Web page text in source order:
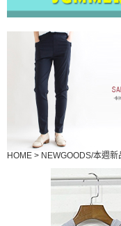
HOME > NEWGOODS/本週新